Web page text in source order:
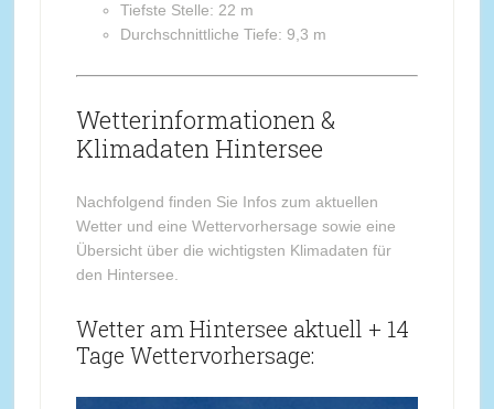
Tiefste Stelle: 22 m
Durchschnittliche Tiefe: 9,3 m
Wetterinformationen &
Klimadaten Hintersee
Nachfolgend finden Sie Infos zum aktuellen
Wetter und eine Wettervorhersage sowie eine
Übersicht über die wichtigsten Klimadaten für
den Hintersee.
Wetter am Hintersee aktuell + 14
Tage Wettervorhersage: